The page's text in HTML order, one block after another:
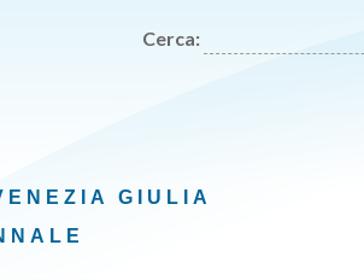
Cerca:
GIULIA